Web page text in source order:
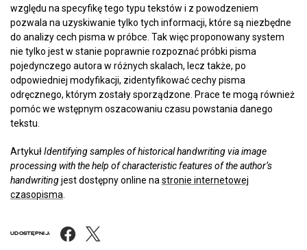
względu na specyfikę tego typu tekstów i z powodzeniem
pozwala na uzyskiwanie tylko tych informacji, które są niezbędne
do analizy cech pisma w próbce. Tak więc proponowany system
nie tylko jest w stanie poprawnie rozpoznać próbki pisma
pojedynczego autora w różnych skalach, lecz także, po
odpowiedniej modyfikacji, zidentyfikować cechy pisma
odręcznego, którym zostały sporządzone. Prace te mogą również
pomóc we wstępnym oszacowaniu czasu powstania danego
tekstu.
ArtykułIdentifying samples of historical handwriting via image
processing with the help of characteristic features of the author’s
handwritingjest dostępny online na stronie internetowej
czasopisma
UDOSTĘPNIJ: Facebook